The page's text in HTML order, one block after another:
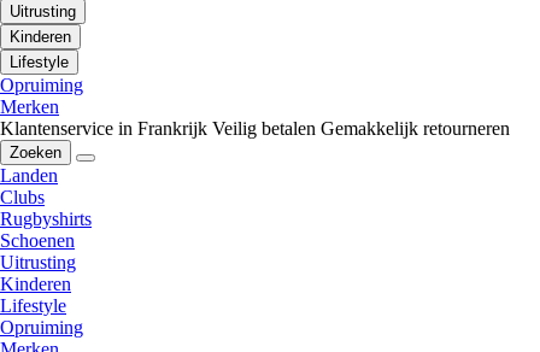
Uitrusting
Kinderen
Lifestyle
Opruiming
Merken
Klantenservice in Frankrijk Veilig betalen Gemakkelijk retourneren
Zoeken
Landen
Clubs
Rugbyshirts
Schoenen
Uitrusting
Kinderen
Lifestyle
Opruiming